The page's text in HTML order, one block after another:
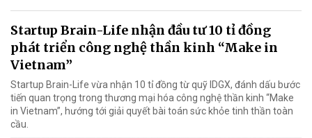
Startup Brain-Life nhận đầu tư 10 tỉ đồng
phát triển công nghệ thần kinh “Make in
Vietnam”
Startup Brain-Life vừa nhận 10 tỉ đồng từ quỹ IDGX, đánh dấu bước
tiến quan trọng trong thương mại hóa công nghệ thần kinh “Make
in Vietnam”, hướng tới giải quyết bài toán sức khỏe tinh thần toàn
cầu.